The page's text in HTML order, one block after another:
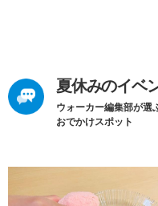
夏休みのイベ
ウォーカー編集部が選
おでかけスポット